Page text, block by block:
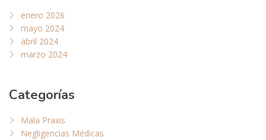
enero 2026
mayo 2024
abril 2024
marzo 2024
Categorías
Mala Praxis
Negligencias Médicas